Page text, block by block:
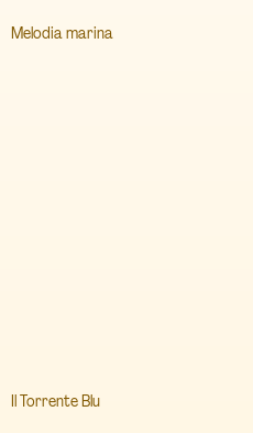
Melodia marina
Il Torrente Blu